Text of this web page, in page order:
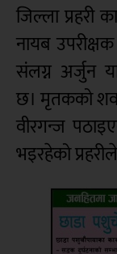
जिल्ला प्रहरी
नायब
संलग्न अर्जुन
छ। मृतकको शव
वीरगन्ज
भइरहेको